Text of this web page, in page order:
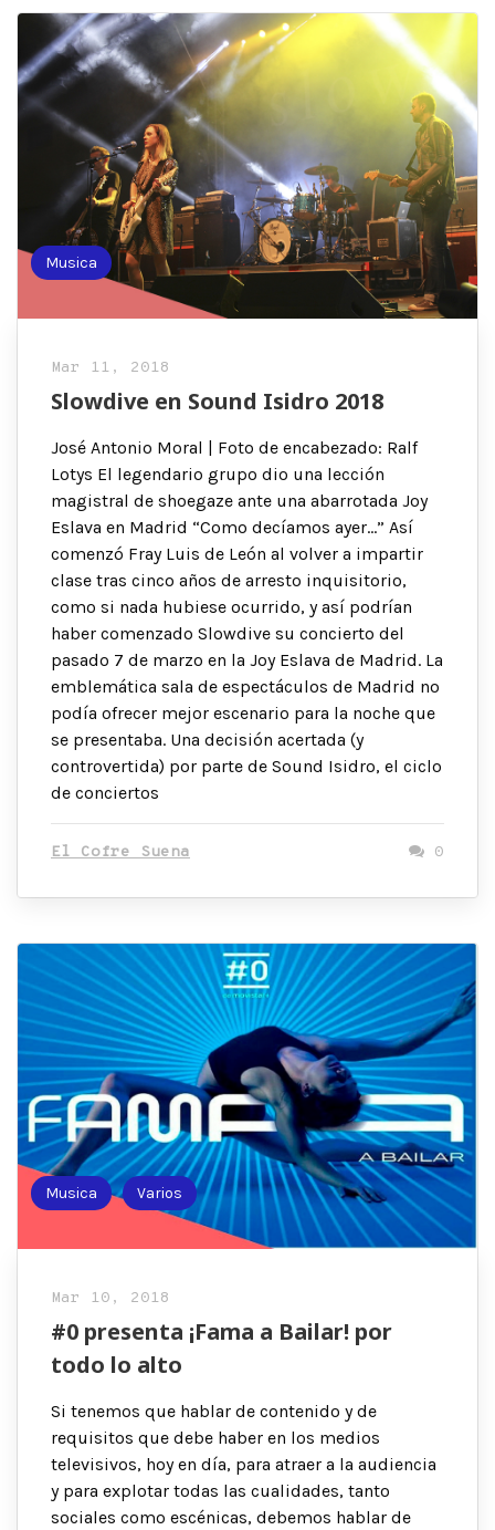
Musica
Mar 11, 2018
Slowdive en Sound Isidro 2018
José Antonio Moral | Foto de encabezado: Ralf
Lotys El legendario grupo dio una lección
magistral de shoegaze ante una abarrotada Joy
Eslava en Madrid “Como decíamos ayer…” Así
comenzó Fray Luis de León al volver a impartir
clase tras cinco años de arresto inquisitorio,
como si nada hubiese ocurrido, y así podrían
haber comenzado Slowdive su concierto del
pasado 7 de marzo en la Joy Eslava de Madrid. La
emblemática sala de espectáculos de Madrid no
podía ofrecer mejor escenario para la noche que
se presentaba. Una decisión acertada (y
controvertida) por parte de Sound Isidro, el ciclo
de conciertos
El Cofre Suena 0
Musica Varios
Mar 10, 2018
#0 presenta ¡Fama a Bailar! por
todo lo alto
Si tenemos que hablar de contenido y de
requisitos que debe haber en los medios
televisivos, hoy en día, para atraer a la audiencia
y para explotar todas las cualidades, tanto
sociales como escénicas, debemos hablar de